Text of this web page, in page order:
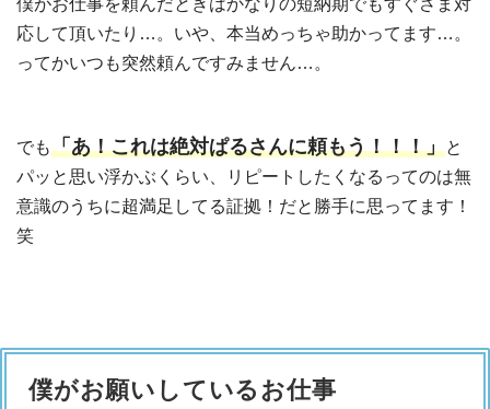
僕がお仕事を頼んだときはかなりの短納期でもすぐさま対
応して頂いたり…。いや、本当めっちゃ助かってます…。
ってかいつも突然頼んですみません…。
でも「あ！これは絶対ぱるさんに頼もう！！！」と
パッと思い浮かぶくらい、リピートしたくなるってのは無
意識のうちに超満足してる証拠！だと勝手に思ってます！
笑
僕がお願いしているお仕事